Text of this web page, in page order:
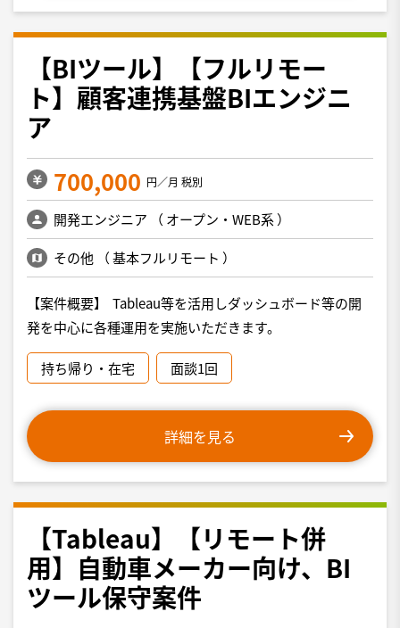
【BIツール】【フルリモー
ト】顧客連携基盤BIエンジニ
ア
700,000 円／月 税別
開発エンジニア （ オープン・WEB系）
その他 （基本フルリモート ）
【案件概要】 Tableau等を活用しダッシュボード等の開
発を中心に各種運用を実施いただきます。
持ち帰り・在宅 面談1回
詳細を見る
【Tableau】【リモート併
用】自動車メーカー向け、BI
ツール保守案件